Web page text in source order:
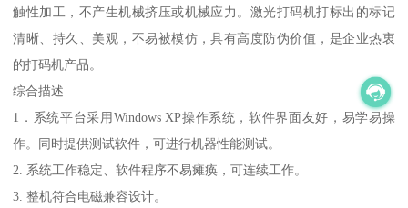
触性加工，不产生机械挤压或机械应力。激光打码机打标出的标记
清晰、持久、美观，不易被模仿，具有高度防伪价值，是企业热衷
的打码机产品。
综合描述
1．系统平台采用Windows XP操作系统，软件界面友好，易学易操
作。同时提供测试软件，可进行机器性能测试。
2. 系统工作稳定、软件程序不易瘫痪，可连续工作。
3. 整机符合电磁兼容设计。